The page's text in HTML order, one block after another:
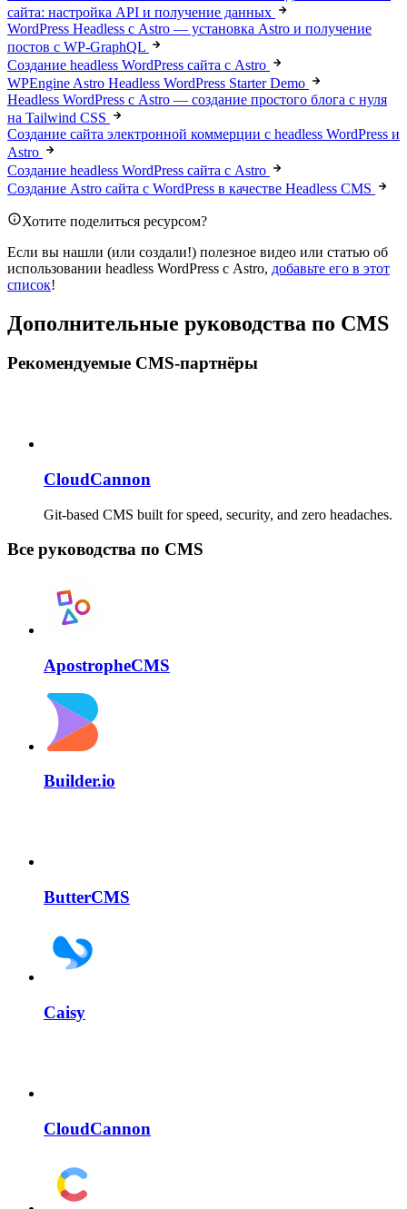
сайта: настройка API и получение данных
WordPress Headless с Astro — установка Astro и получение
постов с WP-GraphQL
Создание headless WordPress сайта с Astro
WPEngine Astro Headless WordPress Starter Demo
Headless WordPress с Astro — создание простого блога с нуля
на Tailwind CSS
Создание сайта электронной коммерции с headless WordPress и
Astro
Создание headless WordPress сайта с Astro
Создание Astro сайта с WordPress в качестве Headless CMS
Хотите поделиться ресурсом?
Если вы нашли (или создали!) полезное видео или статью об
использовании headless WordPress с Astro, добавьте его в этот
список!
Дополнительные руководства по CMS
Рекомендуемые CMS-партнёры
CloudCannon
Git-based CMS built for speed, security, and zero headaches.
Все руководства по CMS
ApostropheCMS
Builder.io
ButterCMS
Caisy
CloudCannon